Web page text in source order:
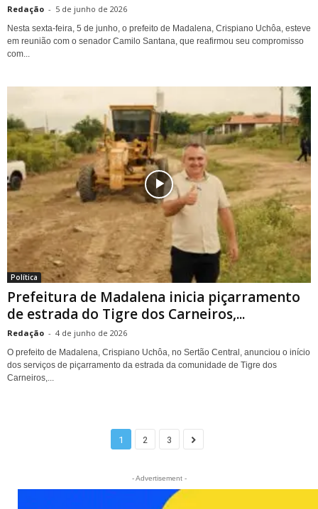
Redação - 5 de junho de 2026
Nesta sexta-feira, 5 de junho, o prefeito de Madalena, Crispiano Uchôa, esteve
em reunião com o senador Camilo Santana, que reafirmou seu compromisso
com...
Política
Prefeitura de Madalena inicia piçarramento
de estrada do Tigre dos Carneiros,...
Redação - 4 de junho de 2026
O prefeito de Madalena, Crispiano Uchôa, no Sertão Central, anunciou o início
dos serviços de piçarramento da estrada da comunidade de Tigre dos
Carneiros,...
1 2 3
- Advertisement -